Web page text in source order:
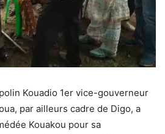
Kouadio 1er vice-gouverneur
par ailleurs cadre de Digo, a
Kouakou pour sa